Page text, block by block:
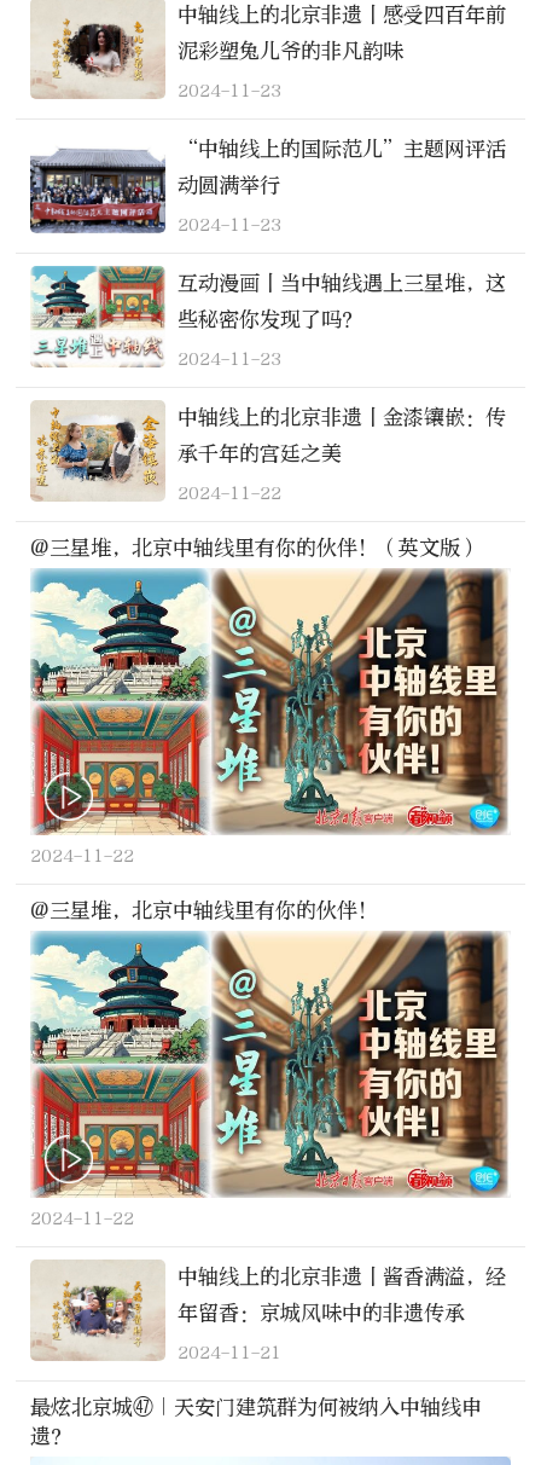
中轴线上的北京非遗丨感受四百年前
泥彩塑兔儿爷的非凡韵味
2024-11-23
“中轴线上的国际范儿”主题网评活
动圆满举行
2024-11-23
互动漫画丨当中轴线遇上三星堆，这
些秘密你发现了吗？
2024-11-23
中轴线上的北京非遗丨金漆镶嵌：传
承千年的宫廷之美
2024-11-22
@三星堆，北京中轴线里有你的伙伴！（英文版）
2024-11-22
@三星堆，北京中轴线里有你的伙伴！
2024-11-22
中轴线上的北京非遗丨酱香满溢，经
年留香：京城风味中的非遗传承
2024-11-21
最炫北京城㊼｜天安门建筑群为何被纳入中轴线申
遗？